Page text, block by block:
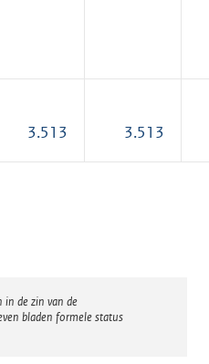
3.513 3.513
in de zin van de
bladen formele status